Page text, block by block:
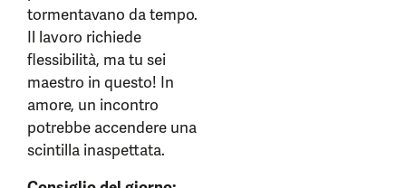
tormentavano da tempo.
Il lavoro richiede
flessibilità, ma tu sei
maestro in questo! In
amore, un incontro
potrebbe accendere una
scintilla inaspettata.